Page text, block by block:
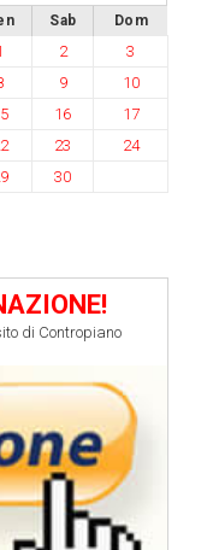
Sab Dom
2
3
9
10
16
17
23
24
30
di Contropiano